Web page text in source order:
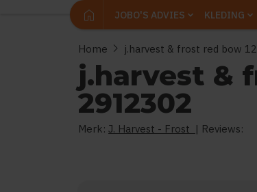
home JOBO'S ADVIES KLEDING
Home chevron_right j.harvest & frost red bow
j.harvest &
2912302
Merk: J. Harvest - Frost | Reviews: